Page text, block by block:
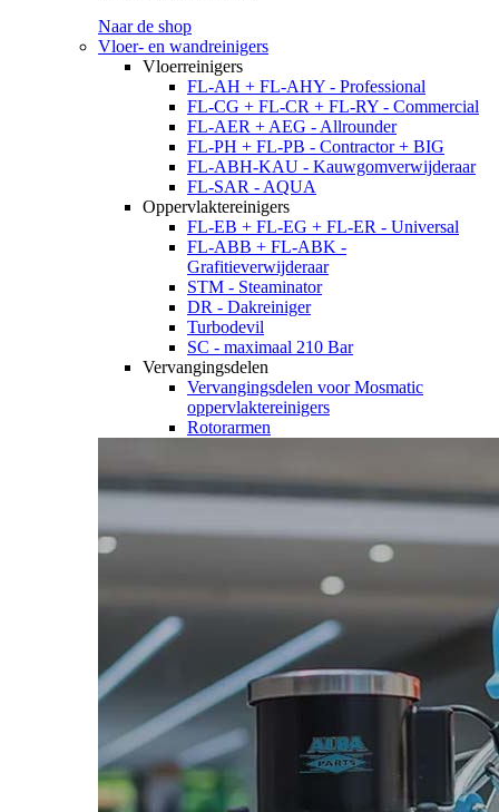
Naar de shop
Vloer- en wandreinigers
Vloerreinigers
FL-AH + FL-AHY - Professional
FL-CG + FL-CR + FL-RY - Commercial
FL-AER + AEG - Allrounder
FL-PH + FL-PB - Contractor + BIG
FL-ABH-KAU - Kauwgomverwijderaar
FL-SAR - AQUA
Oppervlaktereinigers
FL-EB + FL-EG + FL-ER - Universal
FL-ABB + FL-ABK -
Grafitieverwijderaar
STM - Steaminator
DR - Dakreiniger
Turbodevil
SC - maximaal 210 Bar
Vervangingsdelen
Vervangingsdelen voor Mosmatic
oppervlaktereinigers
Rotorarmen